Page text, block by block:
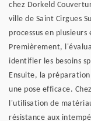
chez Dorkeld
ville de Saint Cirgues
processus en
Premièrement,
identifier les besoins
Ensuite, la
une pose efficace.
l'utilisation de
résistance aux